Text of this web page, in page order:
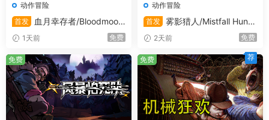
动作冒险
首发
血月幸存者/Bloodmoon
Survivors
1天前 免费
动作冒险
首发 雾影猎人/Mistfall Hunte
r/支持在线联机
2天前 免费
免费 免费 荐